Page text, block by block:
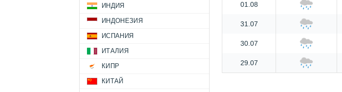
01.08
31.07
30.07
29.07
ИНДИЯ
ИНДОНЕЗИЯ
ИСПАНИЯ
ИТАЛИЯ
КИПР
КИТАЙ